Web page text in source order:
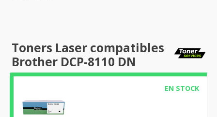
Toners Laser compatibles
Brother DCP-8110 DN
EN STOCK